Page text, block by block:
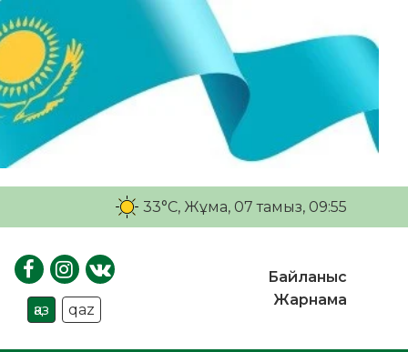
33°C, Жұма, 07 тамыз, 09:55
қаз qaz
Байланыс
Жарнама